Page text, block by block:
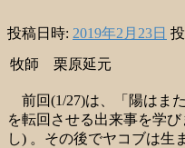
投稿日時: 2019年2月23日
牧師 栗原延元
前回(1/27)は、「陽はま
を転回させる出来事を学
し) 。その後でヤコブは生